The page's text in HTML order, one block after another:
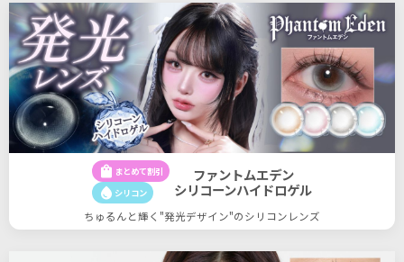
shopping_bag まとめて割引
water_drop シリコン
ファントムエデン
シリコーンハイドロゲル
ちゅるんと輝く"発光デザイン"のシリコンレンズ